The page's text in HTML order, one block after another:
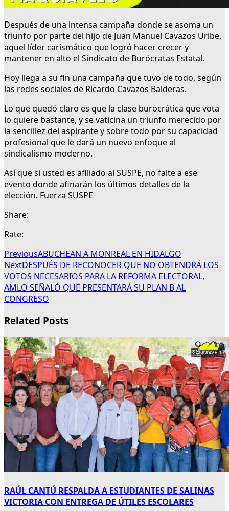
Después de una intensa campaña donde se asoma un
triunfo por parte del hijo de Juan Manuel Cavazos Uribe,
aquel líder carismático que logró hacer crecer y
mantener en alto el Sindicato de Burócratas Estatal.
Hoy llega a su fin una campaña que tuvo de todo, según
las redes sociales de Ricardo Cavazos Balderas.
Lo que quedó claro es que la clase burocrática que vota
lo quiere bastante, y se vaticina un triunfo merecido por
la sencillez del aspirante y sobre todo por su capacidad
profesional que le dará un nuevo enfoque al
sindicalismo moderno.
Así que si usted es afiliado al SUSPE, no falte a ese
evento donde afinarán los últimos detalles de la
elección. Fuerza SUSPE
Share:
Rate:
PreviousABUCHEAN A MONREAL EN HIDALGO
NextDESPUÉS DE RECONOCER QUE NO OBTENDRÁ LOS
VOTOS NECESARIOS PARA LA REFORMA ELECTORAL,
AMLO SEÑALÓ QUE PRESENTARÁ SU PLAN B AL
CONGRESO
Related Posts
RAÚL CANTÚ RESPALDA A ESTUDIANTES DE SALINAS
VICTORIA CON ENTREGA DE ÚTILES ESCOLARES